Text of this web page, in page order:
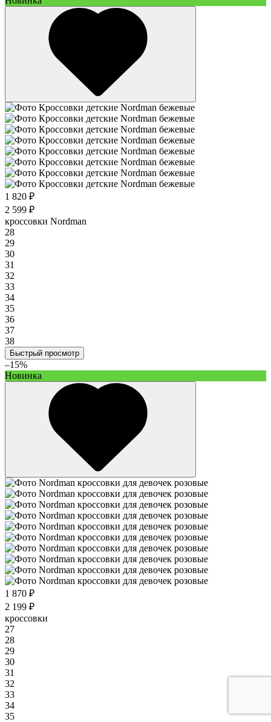
1 820 ₽
2 599 ₽
кроссовки Nordman
28
29
30
31
32
33
34
35
36
37
38
Быстрый просмотр
–15%
Новинка
1 870 ₽
2 199 ₽
кроссовки
27
28
29
30
31
32
33
34
35